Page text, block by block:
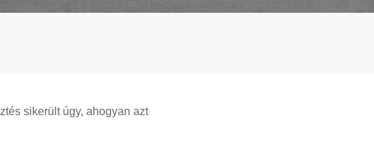
sikerült úgy, ahogyan azt